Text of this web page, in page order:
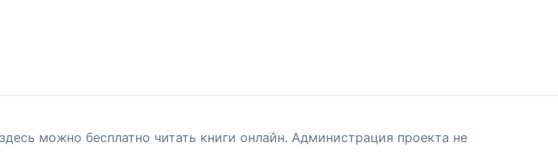
можно бесплатно читать книги онлайн. Администрация проекта не